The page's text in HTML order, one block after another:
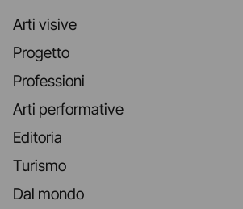
Arti visive
Progetto
Professioni
Arti performative
Editoria
Turismo
Dal mondo